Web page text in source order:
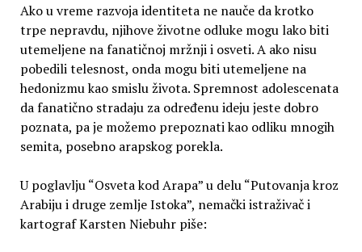
Ako u vreme razvoja identiteta ne nauče da krotko
trpe nepravdu, njihove životne odluke mogu lako biti
utemeljene na fanatičnoj mržnji i osveti. A ako nisu
pobedili telesnost, onda mogu biti utemeljene na
hedonizmu kao smislu života. Spremnost adolescenata
da fanatično stradaju za određenu ideju jeste dobro
poznata, pa je možemo prepoznati kao odliku mnogih
semita, posebno arapskog porekla.
U poglavlju “Osveta kod Arapa” u delu “Putovanja kroz
Arabiju i druge zemlje Istoka”, nemački istraživač i
kartograf Karsten Niebuhr piše: